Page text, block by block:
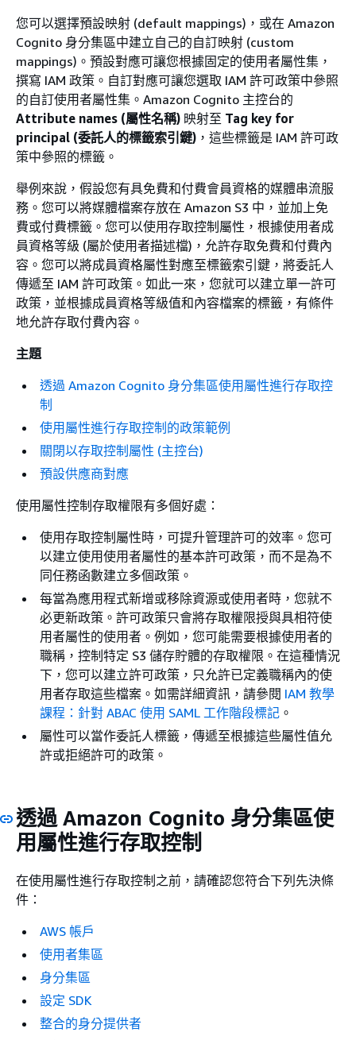
您可以選擇預設映射 (default mappings)，或在 Amazon
Cognito 身分集區中建立自己的自訂映射 (custom
mappings)。預設對應可讓您根據固定的使用者屬性集，
撰寫 IAM 政策。自訂對應可讓您選取 IAM 許可政策中參照
的自訂使用者屬性集。Amazon Cognito 主控台的
Attribute names (屬性名稱) 映射至 Tag key for
principal (委託人的標籤索引鍵) ，這些標籤是 IAM 許可政
策中參照的標籤。
舉例來說，假設您有具免費和付費會員資格的媒體串流服
務。您可以將媒體檔案存放在 Amazon S3 中，並加上免
費或付費標籤。您可以使用存取控制屬性，根據使用者成
員資格等級 (屬於使用者描述檔)，允許存取免費和付費內
容。您可以將成員資格屬性對應至標籤索引鍵，將委託人
傳遞至 IAM 許可政策。如此一來，您就可以建立單一許可
政策，並根據成員資格等級值和內容檔案的標籤，有條件
地允許存取付費內容。
主題
透過 Amazon Cognito 身分集區使用屬性進行存取控
制
使用屬性進行存取控制的政策範例
關閉以存取控制屬性 (主控台)
預設供應商對應
使用屬性控制存取權限有多個好處：
使用存取控制屬性時，可提升管理許可的效率。您可
以建立使用使用者屬性的基本許可政策，而不是為不
同任務函數建立多個政策。
每當為應用程式新增或移除資源或使用者時，您就不
必更新政策。許可政策只會將存取權限授與具相符使
用者屬性的使用者。例如，您可能需要根據使用者的
職稱，控制特定 S3 儲存貯體的存取權限。在這種情況
下，您可以建立許可政策，只允許已定義職稱內的使
用者存取這些檔案。如需詳細資訊，請參閱 IAM 教學
課程：針對 ABAC 使用 SAML 工作階段標記 。
屬性可以當作委託人標籤，傳遞至根據這些屬性值允
許或拒絕許可的政策。
透過 Amazon Cognito 身分集區使
用屬性進行存取控制
在使用屬性進行存取控制之前，請確認您符合下列先決條
件：
AWS 帳戶
使用者集區
身分集區
設定 SDK
整合的身分提供者